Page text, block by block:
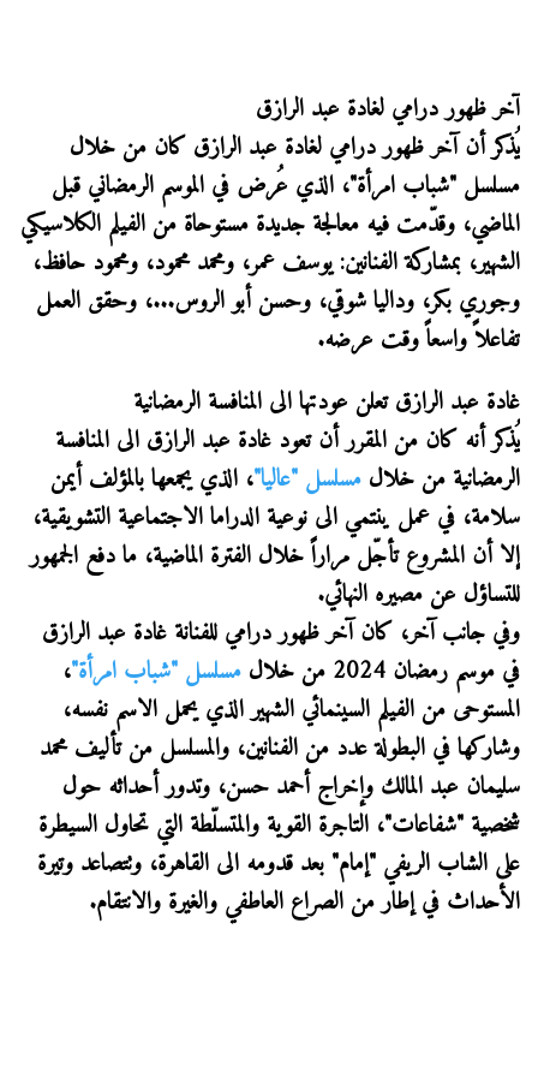
آخر ظهور درامي لغادة عبد الرازق
يُذكر أن آخر ظهور درامي لغادة عبد الرازق كان من خلال
مسلسل "شباب امرأة"، الذي عُرض في الموسم الرمضاني قبل
الماضي، وقدّمت فيه معالجة جديدة مستوحاة من الفيلم الكلاسيكي
الشهير، بمشاركة الفنانين: يوسف عمر، ومحمد محمود، ومحمود حافظ،
وجوري بكر، وداليا شوقي، وحسن أبو الروس...، وحقق العمل
تفاعلاً واسعاً وقت عرضه.
غادة عبد الرازق تعلن عودتها الى المنافسة الرمضانية
يُذكر أنه كان من المقرر أن تعود غادة عبد الرازق الى المنافسة
الرمضانية من خلال مسلسل "عاليا"، الذي يجمعها بالمؤلف أيمن
سلامة، في عمل ينتمي الى نوعية الدراما الاجتماعية التشويقية،
إلا أن المشروع تأجّل مراراً خلال الفترة الماضية، ما دفع الجمهور
للتساؤل عن مصيره النهائي.
وفي جانب آخر، كان آخر ظهور درامي للفنانة غادة عبد الرازق
في موسم رمضان 2024 من خلال
مسلسل "شباب امرأة"،
المستوحى من الفيلم السينمائي الشهير الذي يحمل الاسم نفسه،
وشاركها في البطولة عدد من الفنانين، والمسلسل من تأليف محمد
سليمان عبد المالك وإخراج أحمد حسن، وتدور أحداثه حول
شخصية "شفاعات"، التاجرة القوية والمتسلّطة التي تحاول السيطرة
على الشاب الريفي "إمام" بعد قدومه الى القاهرة، وتتصاعد وتيرة
الأحداث في إطار من الصراع العاطفي والغيرة والانتقام.